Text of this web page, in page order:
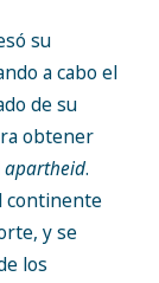
su
a cabo el
de su
obtener
apartheid.
continente
y se
los